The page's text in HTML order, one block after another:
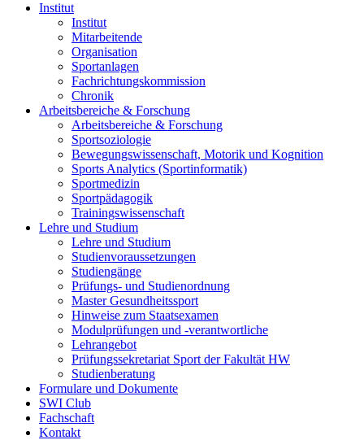
Institut
Institut
Mitarbeitende
Organisation
Sportanlagen
Fachrichtungskommission
Chronik
Arbeitsbereiche & Forschung
Arbeitsbereiche & Forschung
Sportsoziologie
Bewegungswissenschaft, Motorik und Kognition
Sports Analytics (Sportinformatik)
Sportmedizin
Sportpädagogik
Trainingswissenschaft
Lehre und Studium
Lehre und Studium
Studienvoraussetzungen
Studiengänge
Prüfungs- und Studienordnung
Master Gesundheitssport
Hinweise zum Staatsexamen
Modulprüfungen und -verantwortliche
Lehrangebot
Prüfungssekretariat Sport der Fakultät HW
Studienberatung
Formulare und Dokumente
SWI Club
Fachschaft
Kontakt